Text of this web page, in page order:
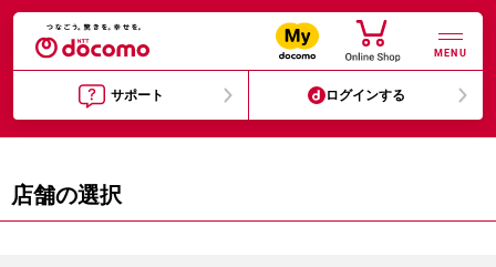
MENU
サポート ログインする
店舗の選択